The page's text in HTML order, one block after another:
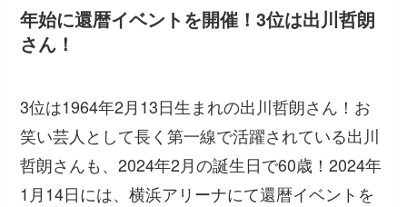
年始に還暦イベントを開催！3位は出川哲朗
さん！
3位は1964年2月13日生まれの出川哲朗さん！お
笑い芸人として長く第一線で活躍されている出川
哲朗さんも、2024年2月の誕生日で60歳！2024年
1月14日には、横浜アリーナにて還暦イベントを